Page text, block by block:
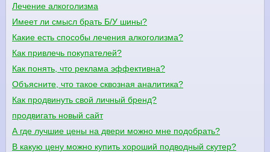
Лечение алкоголизма
Имеет ли смысл брать Б/У шины?
Какие есть способы лечения алкоголизма?
Как привлечь покупателей?
Как понять, что реклама эффективна?
Объясните, что такое сквозная аналитика?
Как продвинуть свой личный бренд?
продвигать новый сайт
А где лучшие цены на двери можно мне подобрать?
В какую цену можно купить хороший подводный скутер?